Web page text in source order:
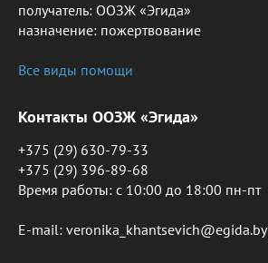
получатель: ООЗЖ «Эгида»
назначение: пожертвование
Все виды помощи
Контакты ООЗЖ «Эгида»
+375 (29) 630-79-33
+375 (29) 396-89-68
Время работы: c 10:00 до 18:00 пн-пт
E-mail: veronika_khantsevich@egida.by